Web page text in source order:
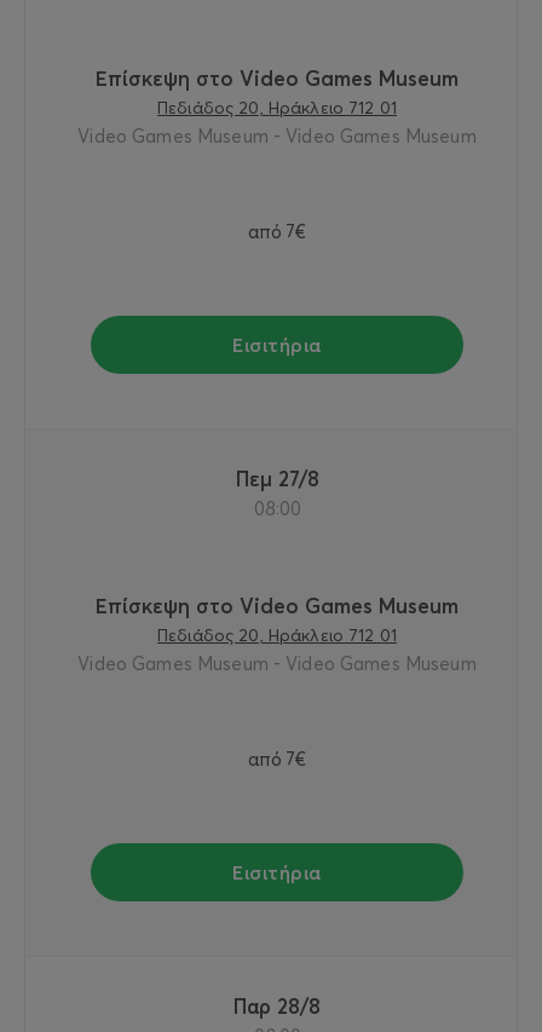
Επίσκεψη στο Video Games Museum
Πεδιάδος 20, Ηράκλειο 712 01
Video Games Museum - Video Games Museum
από 7€
Εισιτήρια
Πεμ 27/8
08:00
Επίσκεψη στο Video Games Museum
Πεδιάδος 20, Ηράκλειο 712 01
Video Games Museum - Video Games Museum
από 7€
Εισιτήρια
Παρ 28/8